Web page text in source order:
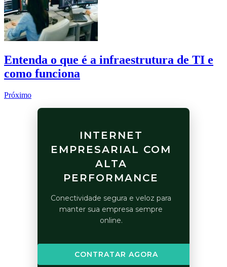
Entenda o que é a infraestrutura de TI e
como funciona
Próximo
INTERNET
EMPRESARIAL COM
ALTA
PERFORMANCE
Conectividade segura e veloz para
manter sua empresa sempre
online.
CONTRATAR AGORA